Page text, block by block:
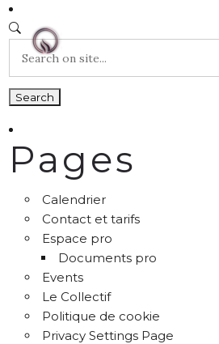
Pages
Calendrier
Contact et tarifs
Espace pro
Documents pro
Events
Le Collectif
Politique de cookie
Privacy Settings Page